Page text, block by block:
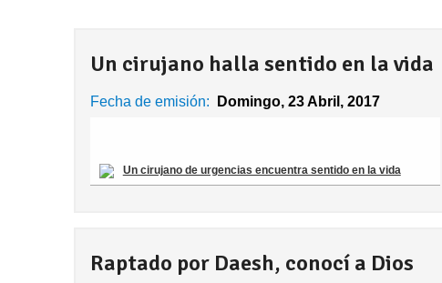
Un cirujano halla sentido en la vida
Fecha de emisión: Domingo, 23 Abril, 2017
Un cirujano de urgencias encuentra sentido en la vida
Raptado por Daesh, conocí a Dios
Páginas